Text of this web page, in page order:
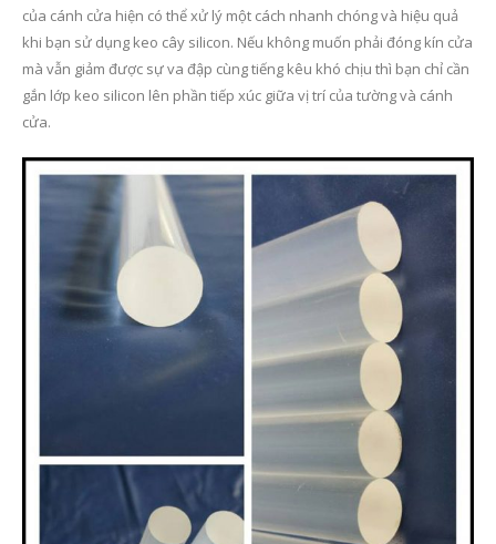
của cánh cửa hiện có thể xử lý một cách nhanh chóng và hiệu quả
khi bạn sử dụng keo cây silicon. Nếu không muốn phải đóng kín cửa
mà vẫn giảm được sự va đập cùng tiếng kêu khó chịu thì bạn chỉ cần
gắn lớp keo silicon lên phần tiếp xúc giữa vị trí của tường và cánh
cửa.